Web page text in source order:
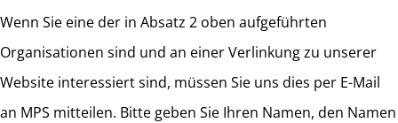
Wenn Sie eine der in Absatz 2 oben aufgeführten
Organisationen sind und an einer Verlinkung zu unserer
Website interessiert sind, müssen Sie uns dies per E-Mail
an MPS mitteilen. Bitte geben Sie Ihren Namen, den Namen